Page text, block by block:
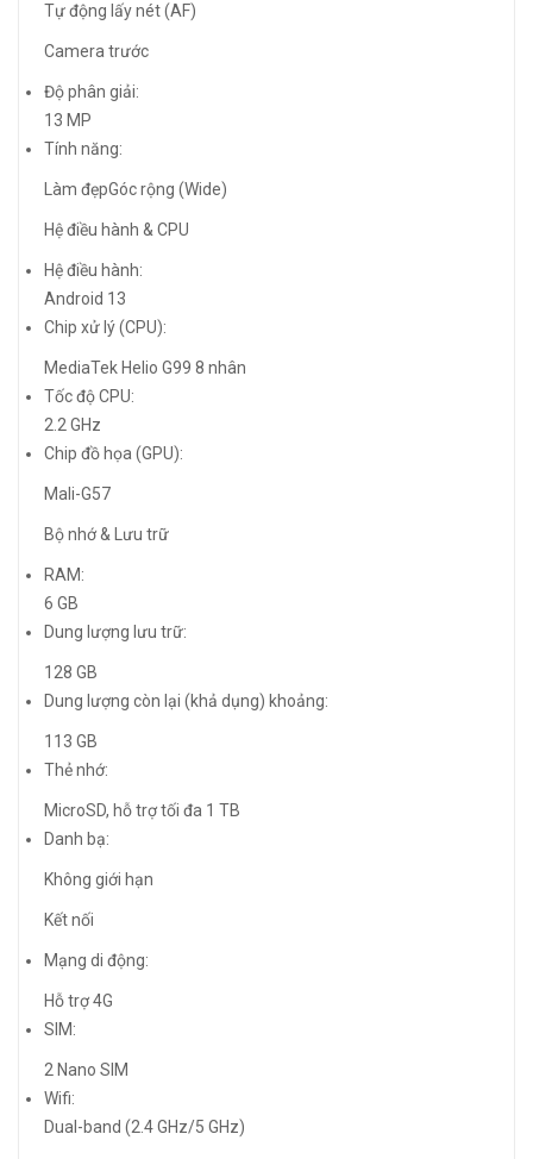
Tự động lấy nét (AF)
Camera trước
Độ phân giải:
13 MP
Tính năng:
Làm đẹpGóc rộng (Wide)
Hệ điều hành & CPU
Hệ điều hành:
Android 13
Chip xử lý (CPU):
MediaTek Helio G99 8 nhân
Tốc độ CPU:
2.2 GHz
Chip đồ họa (GPU):
Mali-G57
Bộ nhớ & Lưu trữ
RAM:
6 GB
Dung lượng lưu trữ:
128 GB
Dung lượng còn lại (khả dụng) khoảng:
113 GB
Thẻ nhớ:
MicroSD, hỗ trợ tối đa 1 TB
Danh bạ:
Không giới hạn
Kết nối
Mạng di động:
Hỗ trợ 4G
SIM:
2 Nano SIM
Wifi:
Dual-band (2.4 GHz/5 GHz)